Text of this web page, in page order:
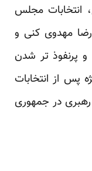
انتخابات مجلس
مهدوی کنی و
پرنفوذ تر شدن
پس از انتخابات
در جمهوری